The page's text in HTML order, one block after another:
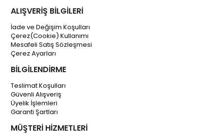
ALIŞVERİŞ BİLGİLERİ
İade ve Değişim Koşulları
Çerez(Cookie) Kullanımı
Mesafeli Satış Sözleşmesi
Çerez Ayarları
BİLGİLENDİRME
Teslimat Koşulları
Güvenli Alışveriş
Üyelik İşlemleri
Garanti Şartları
MÜŞTERİ HİZMETLERİ